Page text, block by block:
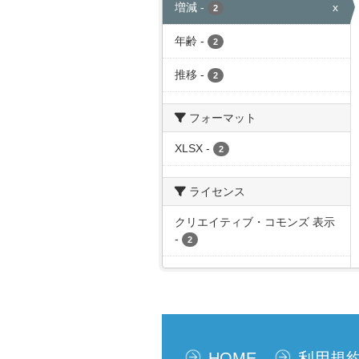
増減 - 2 x
年齢 - 2
推移 - 2
フォーマット
XLSX - 2
ライセンス
クリエイティブ・コモンズ 表示
-
2